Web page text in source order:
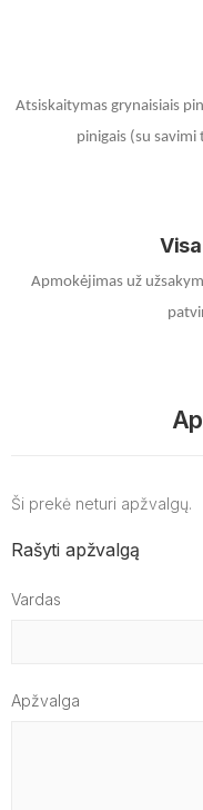
Atsiskaitymas grynaisiais
pinigais (su
Apmokėjimas už
Ši prekė neturi apžvalgų.
Rašyti apžvalgą
Vardas
Apžvalga